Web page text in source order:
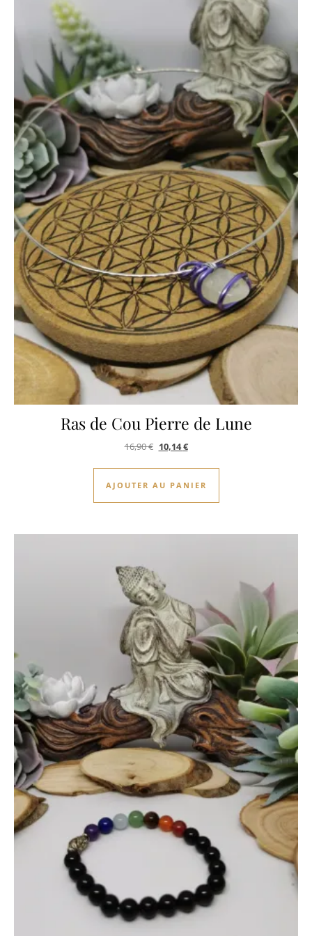
Ras de Cou Pierre de Lune
16,90€ Le prix initial était : 16,90 €.
10,14€Le prix actuel est : 10,14 €.
AJOUTER AU PANIER